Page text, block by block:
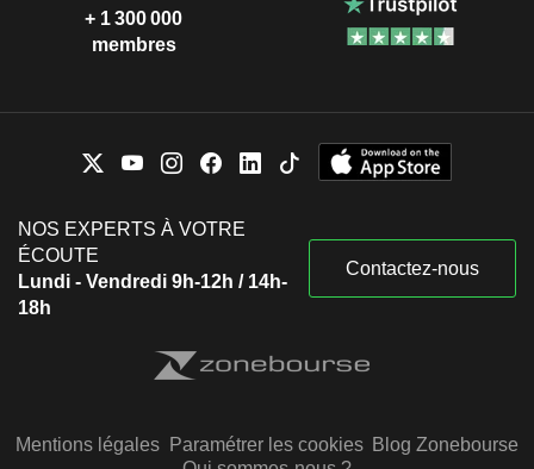
+ 1 300 000
membres
NOS EXPERTS À VOTRE
ÉCOUTE
Lundi - Vendredi 9h-12h / 14h-
18h
Contactez-nous
Mentions légales Paramétrer les cookies Blog Zonebourse